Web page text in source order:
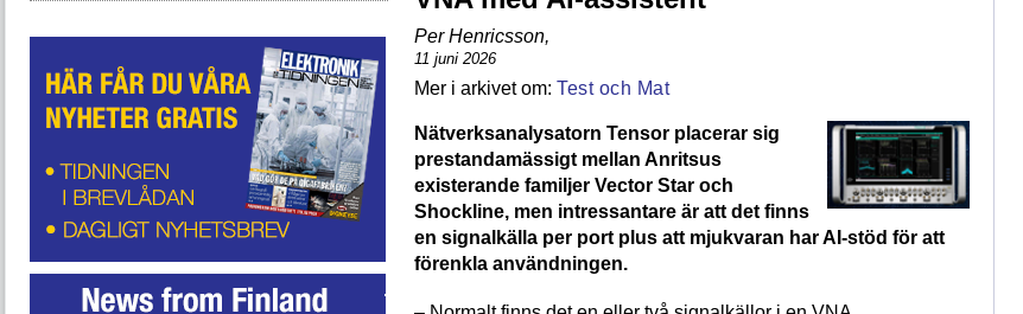
Per Henricsson,
11 juni 2026
Test och Mat
Nätverksanalysatorn Tensor placerar sig
prestandamässigt mellan Anritsus
existerande familjer Vector Star och
Shockline, men intressantare är att det finns
en signalkälla per port plus att mjukvaran har AI-stöd för att
förenkla användningen.